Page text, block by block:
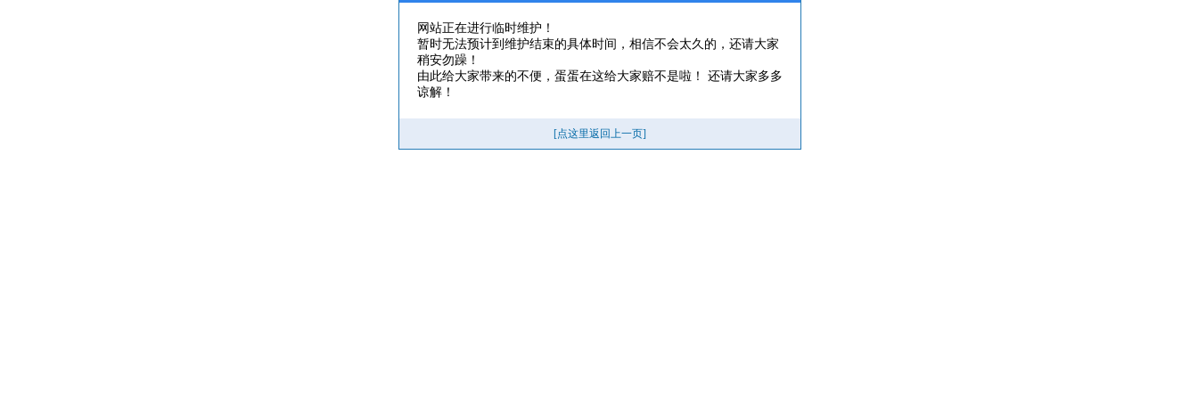
网站正在进行临时维护！
暂时无法预计到维护结束的具体时间，相信不会太久的，还请大家
稍安勿躁！
由此给大家带来的不便，蛋蛋在这给大家赔不是啦！ 还请大家多多
谅解！
[点这里返回上一页]